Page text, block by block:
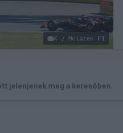
X / McLaren F1
jelenjenek meg a keresőben.